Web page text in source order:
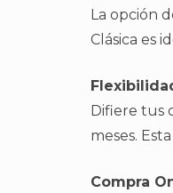
La opción
Clásica es
Difiere tus
meses.
Compra